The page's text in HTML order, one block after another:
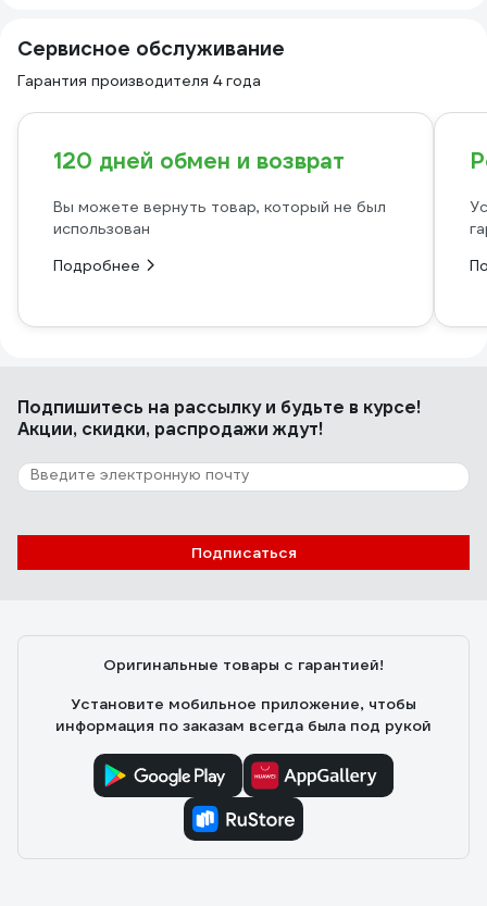
Сервисное обслуживание
Гарантия производителя 4 года
120 дней обмен и возврат
Вы можете вернуть товар, который не был
использован
Подробнее
Подпишитесь на рассылкуи будьте в курсе!
Акции, скидки, распродажи ждут!
Подписаться
Оригинальные товары с гарантией!
Установите мобильное приложение, чтобы
информация по заказам всегда была под рукой